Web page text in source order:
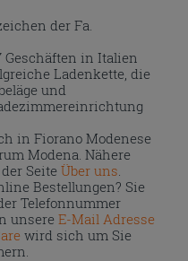
der Fa.
in Italien
Ladenkette, die
und
in Fiorano Modenese
Modena. Nähere
Seite Über uns
Bestellungen? Sie
Telefonnummer
unsereE-Mail Adresse
wird sich um Sie